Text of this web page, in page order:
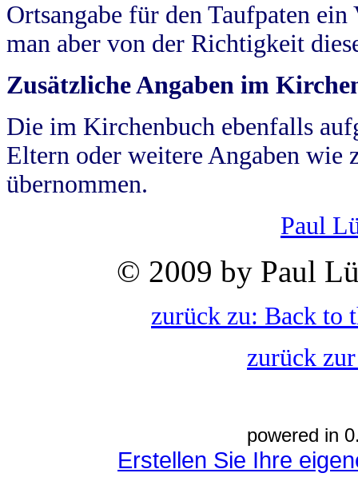
Ortsangabe für den Taufpaten
man aber von der Richtigkeit
Zusätzliche Angaben im
Die im Kirchenbuch ebenfalls
Eltern oder weitere Angaben wie
übernommen.
Paul
© 2009 by Paul
zurück zu: Back to
zurück
powered in
Erstellen Sie Ihre